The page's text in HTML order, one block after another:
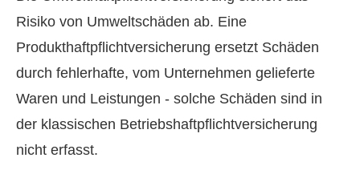
Risiko von Umweltschäden ab. Eine
Produkthaftpflichtversicherung ersetzt Schäden
durch fehlerhafte, vom Unternehmen gelieferte
Waren und Leistungen - solche Schäden sind in
der klassischen Betriebshaftpflichtversicherung
nicht erfasst.